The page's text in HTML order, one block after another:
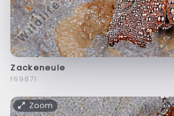
Zackeneule
f69871
Zoom